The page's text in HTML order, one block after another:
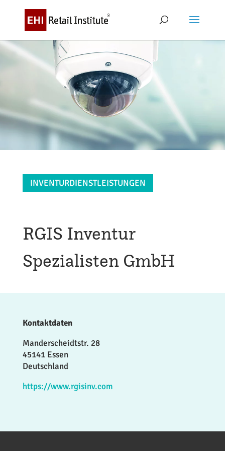
INVENTURDIENSTLEISTUNGEN
RGIS Inventur
Spezialisten GmbH
Kontaktdaten
Manderscheidtstr. 28
45141 Essen
Deutschland
https://www.rgisinv.com